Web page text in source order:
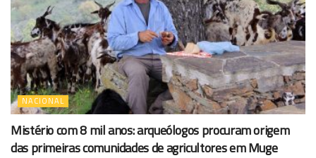
NACIONAL
Mistério com 8 mil anos: arqueólogos procuram origem
das primeiras comunidades de agricultores em Muge